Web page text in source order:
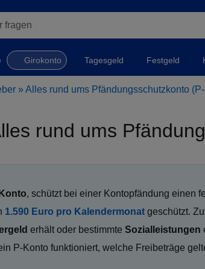
fragen
Girokonto Tagesgeld Festgeld
» Alles rund ums Pfändungsschutzkonto
rund ums
, schützt bei einer Kontopfändung einen
1.590 Euro pro Kalendermonat geschützt.
erhält oder bestimmte Sozialleistungen
P-Konto funktioniert, welche Freibeträge